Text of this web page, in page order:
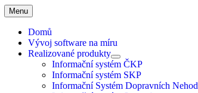
Menu
Domů
Vývoj software na míru
Realizované produkty
Informační systém ČKP
Informační systém SKP
Informační Systém Dopravních Nehod